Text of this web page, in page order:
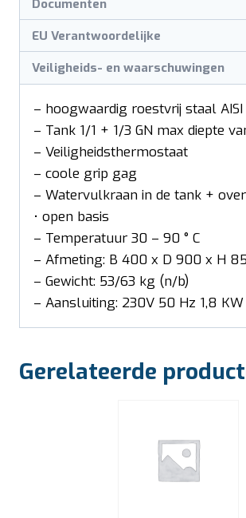
Documenten
EU Verantwoordelijke
Veiligheids- en waarschuwingen
– hoogwaardig roestvrij staal
– Tank 1/1 + 1/3 GN max diepte
– Veiligheidsthermostaat
– coole grip gag
– Watervulkraan in de tank +
• open basis
– Temperatuur 30 – 90 ° C
– Afmeting: B 400 x D 900 x H
– Gewicht: 53/63 kg (n/b)
– Aansluiting: 230V 50 Hz 1,8 KW
Gerelateerde